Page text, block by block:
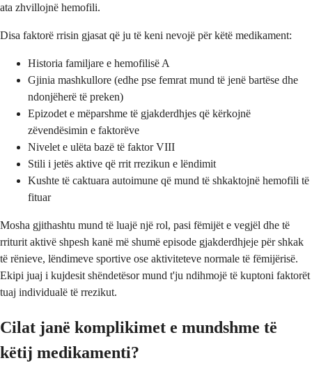
ata zhvillojnë hemofili.
Disa faktorë rrisin gjasat që ju të keni nevojë për këtë medikament:
Historia familjare e hemofilisë A
Gjinia mashkullore (edhe pse femrat mund të jenë bartëse dhe
ndonjëherë të preken)
Epizodet e mëparshme të gjakderdhjes që kërkojnë
zëvendësimin e faktorëve
Nivelet e ulëta bazë të faktor VIII
Stili i jetës aktive që rrit rrezikun e lëndimit
Kushte të caktuara autoimune që mund të shkaktojnë hemofili të
fituar
Mosha gjithashtu mund të luajë një rol, pasi fëmijët e vegjël dhe të
rriturit aktivë shpesh kanë më shumë episode gjakderdhjeje për shkak
të rënieve, lëndimeve sportive ose aktiviteteve normale të fëmijërisë.
Ekipi juaj i kujdesit shëndetësor mund t'ju ndihmojë të kuptoni faktorët
tuaj individualë të rrezikut.
Cilat janë komplikimet e mundshme të
këtij medikamenti?